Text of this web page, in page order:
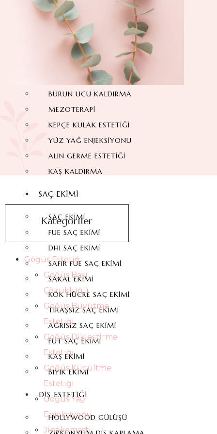
ALIN DARALTMA
PIEZO BURUN AMELIYATI
FOX EYES
GÖZ KAPAĞI ESTETIĞI
BIŞEKTOMI
BURUN UCU KALDIRMA
MEZOTERAPI
KEPÇE KULAK ESTETIĞI
YÜZ YAĞ ENJEKSIYONU
ALIN GERME ESTETIĞI
KAŞ KALDIRMA
SAÇ EKIMI
SAÇ EKIMI
FUE SAÇ EKIMI
DHI SAÇ EKIMI
SAFIR FUE SAÇ EKIMI
SAKAL EKIMI
KÖK HÜCRE SAÇ EKIMI
TIRAŞSIZ SAÇ EKIMI
AĞRISIZ SAÇ EKIMI
FUT SAÇ EKIMI
KAŞ EKIMI
BIYIK EKIMI
DIŞ ESTETIĞI
HOLLYWOOD GÜLÜŞÜ
Kategoriler
Göğüs Estetiği
Göğüs Başı
Çöküklüğü
Göğüs Büyütme
Estetiği
Göğüs Dikleştirme
Estetiği
Göğüs Küçültme
Estetiği
Göğüs Yağ
Enjeksiyonu
Jinekomasti